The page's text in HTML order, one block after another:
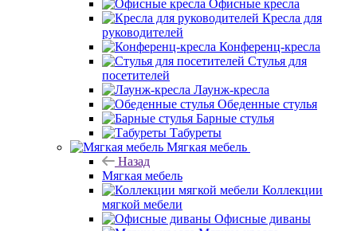
Офисные кресла
Кресла для
руководителей
Конференц-кресла
Стулья для
посетителей
Лаунж-кресла
Обеденные стулья
Барные стулья
Табуреты
Мягкая мебель
Назад
Мягкая мебель
Коллекции
мягкой мебели
Офисные диваны